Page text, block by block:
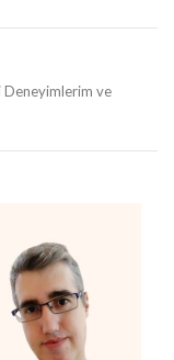
Deneyimlerim ve